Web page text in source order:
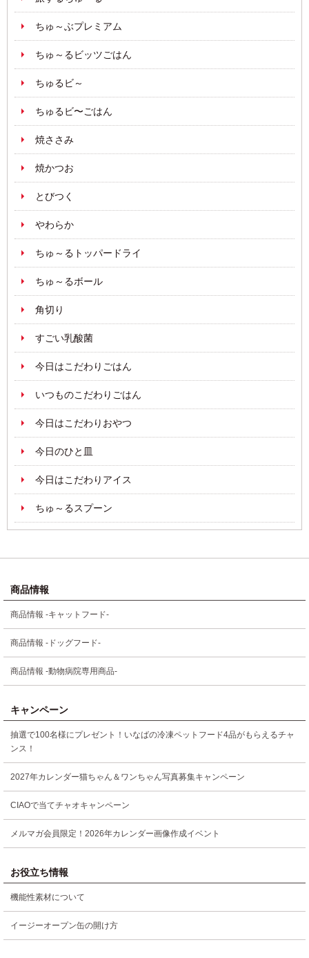
ちゅ～ぶプレミアム
ちゅ～るビッツごはん
ちゅるビ～
ちゅるビ〜ごはん
焼ささみ
焼かつお
とびつく
やわらか
ちゅ～るトッパードライ
ちゅ～るボール
角切り
すごい乳酸菌
今日はこだわりごはん
いつものこだわりごはん
今日はこだわりおやつ
今日のひと皿
今日はこだわりアイス
ちゅ～るスプーン
商品情報
商品情報 -キャットフード-
商品情報 -ドッグフード-
商品情報 -動物病院専用商品-
キャンペーン
抽選で100名様にプレゼント！いなばの冷凍ペットフード4品がもらえるチャ
ンス！
2027年カレンダー猫ちゃん＆ワンちゃん写真募集キャンペーン
CIAOで当てチャオキャンペーン
メルマガ会員限定！2026年カレンダー画像作成イベント
お役立ち情報
機能性素材について
イージーオープン缶の開け方